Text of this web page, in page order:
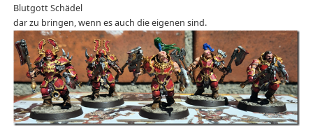
Blutgott Schädel
dar zu bringen, wenn es auch die eigenen sind.